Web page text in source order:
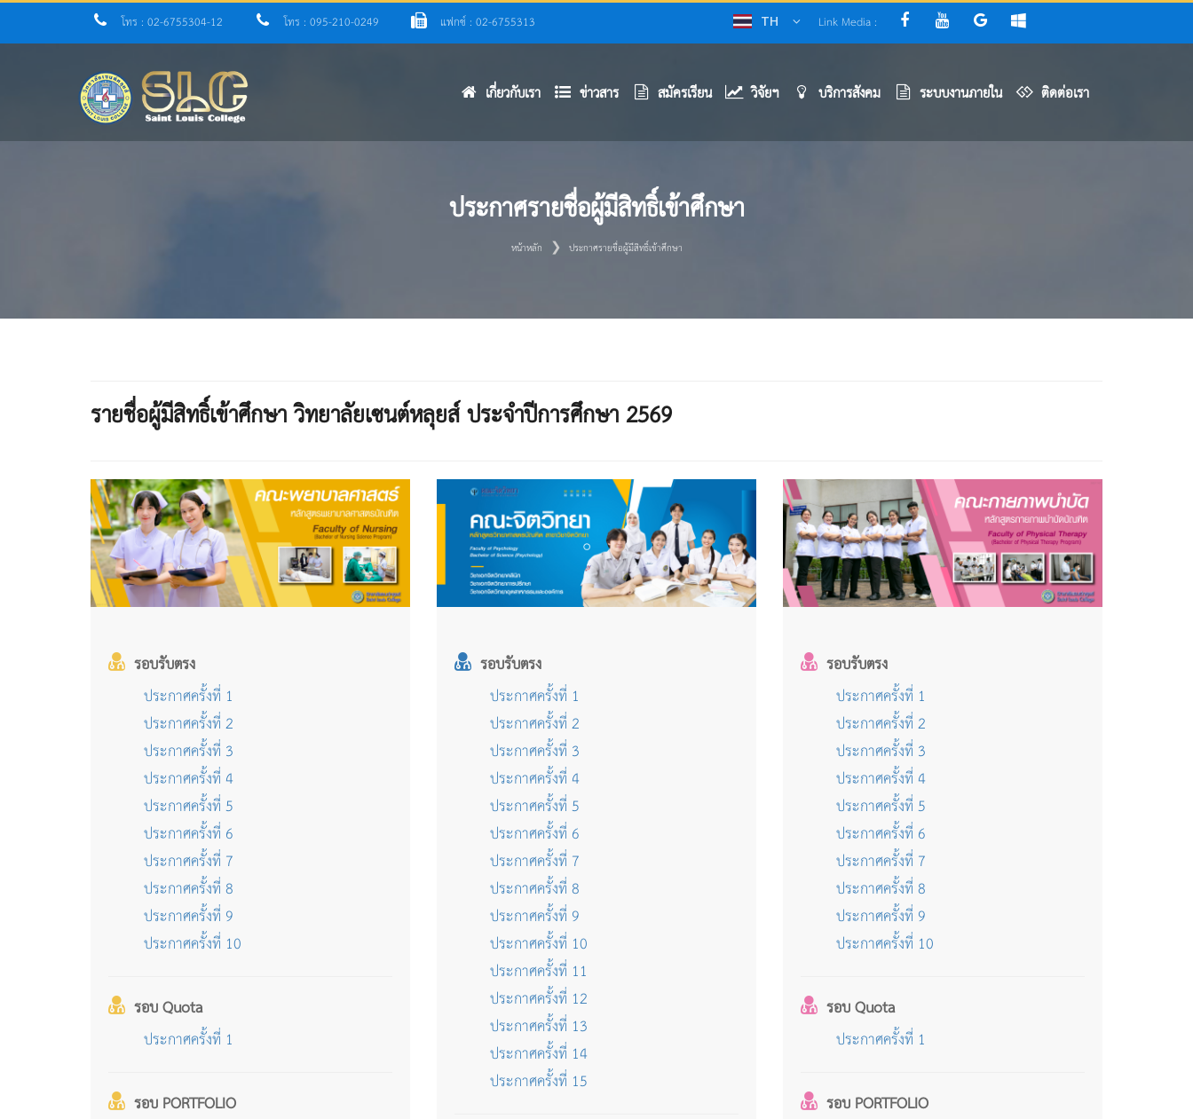
โทร : 02-6755304-12 โทร : 095-210-0249 แฟกซ์ : 02-6755313 TH Link Media :
เกี่ยวกับเรา ข่าวสาร สมัครเรียน วิจัยฯ บริการสังคม ระบบงานภายใน ติดต่อเรา
ประกาศรายชื่อผู้มีสิทธิ์เข้าศึกษา
หน้าหลัก ประกาศรายชื่อผู้มีสิทธิ์เข้าศึกษา
รายชื่อผู้มีสิทธิ์เข้าศึกษา วิทยาลัยเซนต์หลุยส์ ประจำปีการศึกษา 2569
รอบรับตรง
ประกาศครั้งที่ 1
ประกาศครั้งที่ 2
ประกาศครั้งที่ 3
ประกาศครั้งที่ 4
ประกาศครั้งที่ 5
ประกาศครั้งที่ 6
ประกาศครั้งที่ 7
ประกาศครั้งที่ 8
ประกาศครั้งที่ 9
ประกาศครั้งที่ 10
รอบ Quota
ประกาศครั้งที่ 1
รอบ PORTFOLIO
รอบรับตรง
ประกาศครั้งที่ 1
ประกาศครั้งที่ 2
ประกาศครั้งที่ 3
ประกาศครั้งที่ 4
ประกาศครั้งที่ 5
ประกาศครั้งที่ 6
ประกาศครั้งที่ 7
ประกาศครั้งที่ 8
ประกาศครั้งที่ 9
ประกาศครั้งที่ 10
ประกาศครั้งที่ 11
ประกาศครั้งที่ 12
ประกาศครั้งที่ 13
ประกาศครั้งที่ 14
ประกาศครั้งที่ 15
รอบรับตรง
ประกาศครั้งที่ 1
ประกาศครั้งที่ 2
ประกาศครั้งที่ 3
ประกาศครั้งที่ 4
ประกาศครั้งที่ 5
ประกาศครั้งที่ 6
ประกาศครั้งที่ 7
ประกาศครั้งที่ 8
ประกาศครั้งที่ 9
ประกาศครั้งที่ 10
รอบ Quota
ประกาศครั้งที่ 1
รอบ PORTFOLIO